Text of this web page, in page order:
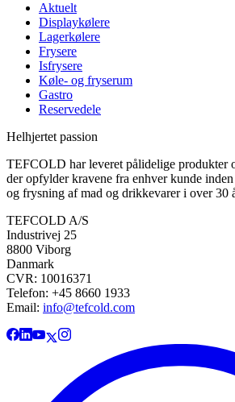
Aktuelt
Displaykølere
Lagerkølere
Frysere
Isfrysere
Køle- og fryserum
Gastro
Reservedele
Helhjertet passion
TEFCOLD har leveret pålidelige produkter
der opfylder kravene fra enhver kunde
og frysning af mad og drikkevarer i over 30
TEFCOLD A/S
Industrivej 25
8800 Viborg
Danmark
CVR: 10016371
Telefon: +45 8660 1933
Email: info@tefcold.com